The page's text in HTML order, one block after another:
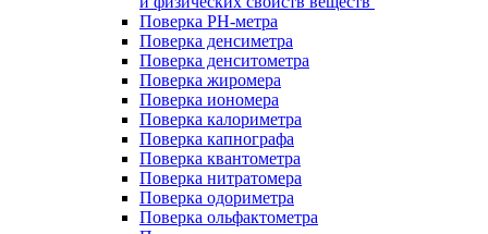
Поверка PH-метра
Поверка денсиметра
Поверка денситометра
Поверка жиромера
Поверка иономера
Поверка калориметра
Поверка капнографа
Поверка квантометра
Поверка нитратомера
Поверка одориметра
Поверка ольфактометра